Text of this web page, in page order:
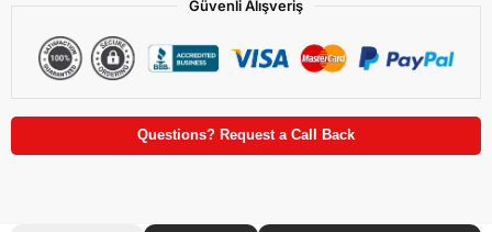
Güvenli Alışveriş
Questions? Request a Call Back